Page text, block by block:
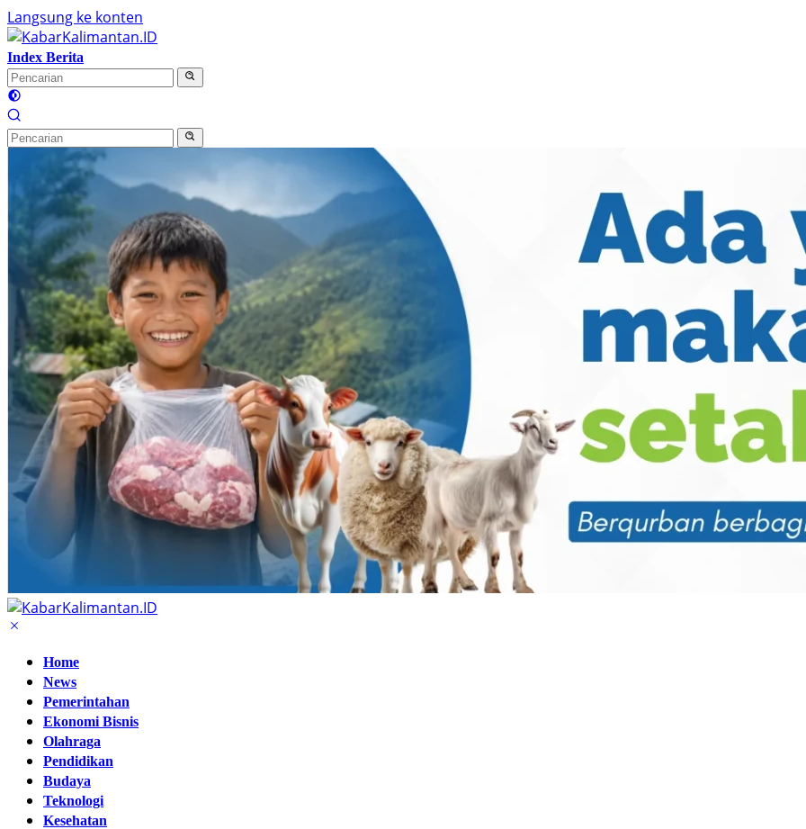
Langsung ke konten
Index Berita
Home
News
Pemerintahan
Ekonomi Bisnis
Olahraga
Pendidikan
Budaya
Teknologi
Kesehatan